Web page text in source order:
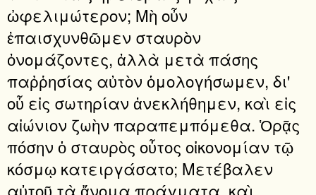
ὠφελιμώτερον; Μὴ οὖν
ἐπαισχυνθῶμεν σταυρὸν
ὀνομάζοντες, ἀλλὰ μετὰ πάσης
παῤῥησίας αὐτὸν ὁμολογήσωμεν, δι'
οὗ εἰς σωτηρίαν ἀνεκλήθημεν, καὶ εἰς
αἰώνιον ζωὴν παραπεμπόμεθα. Ὁρᾷς
πόσην ὁ σταυρὸς οὗτος οἰκονομίαν τῷ
κόσμῳ κατειργάσατο; Μετέβαλεν
αὐτοῦ τὰ ἄνομα πράγματα, καὶ